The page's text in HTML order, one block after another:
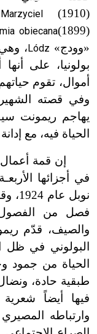
(1910)
Marzyciel
(1899)
obiecana
«وودج» Lódz ،
بولونيا، على
أموال، تقوم
وفي قصته
يهاجم ريمونت
الحياة فيه، مع
إن قمة
فصل من الفصول
والصيف، قدّم
البولوني في ظل
الحياة من جمود
طبقية حادة،
فيها أيضاً
وارتباطه